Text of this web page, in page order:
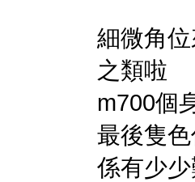
細微角
之類啦
m700個
最後隻
係有少